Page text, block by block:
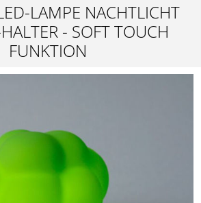
LAMPE NACHTLICHT
- SOFT TOUCH
FUNKTION